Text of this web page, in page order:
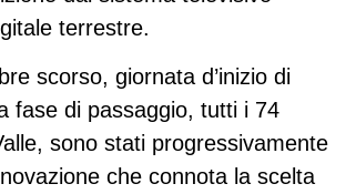
terrestre.
scorso, giornata d’inizio di
fase di passaggio, tutti i 74
sono stati progressivamente
che connota la scelta